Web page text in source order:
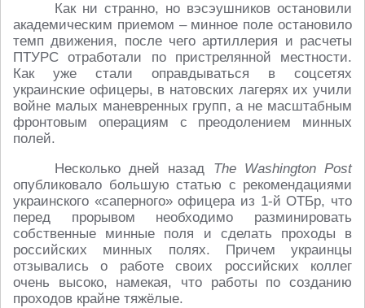
Как ни странно, но вэсэушников остановили
академическим приемом – минное поле остановило
темп движения, после чего артиллерия и расчеты
ПТУРС отработали по пристрелянной местности.
Как уже стали оправдываться в соцсетях
украинские офицеры, в натовских лагерях их учили
войне малых маневренных групп, а не масштабным
фронтовым операциям с преодолением минных
полей.
Несколько дней назад The Washington Post
опубликовало большую статью с рекомендациями
украинского «саперного» офицера из 1-й ОТБр, что
перед прорывом необходимо разминировать
собственные минные поля и сделать проходы в
российских минных полях. Причем украинцы
отзывались о работе своих российских коллег
очень высоко, намекая, что работы по созданию
проходов крайне тяжёлые.